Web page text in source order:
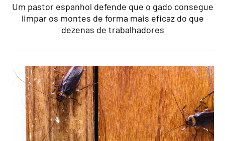
Um pastor espanhol defende que o gado consegue
limpar os montes de forma mais eficaz do que
dezenas de trabalhadores